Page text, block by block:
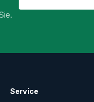
Service